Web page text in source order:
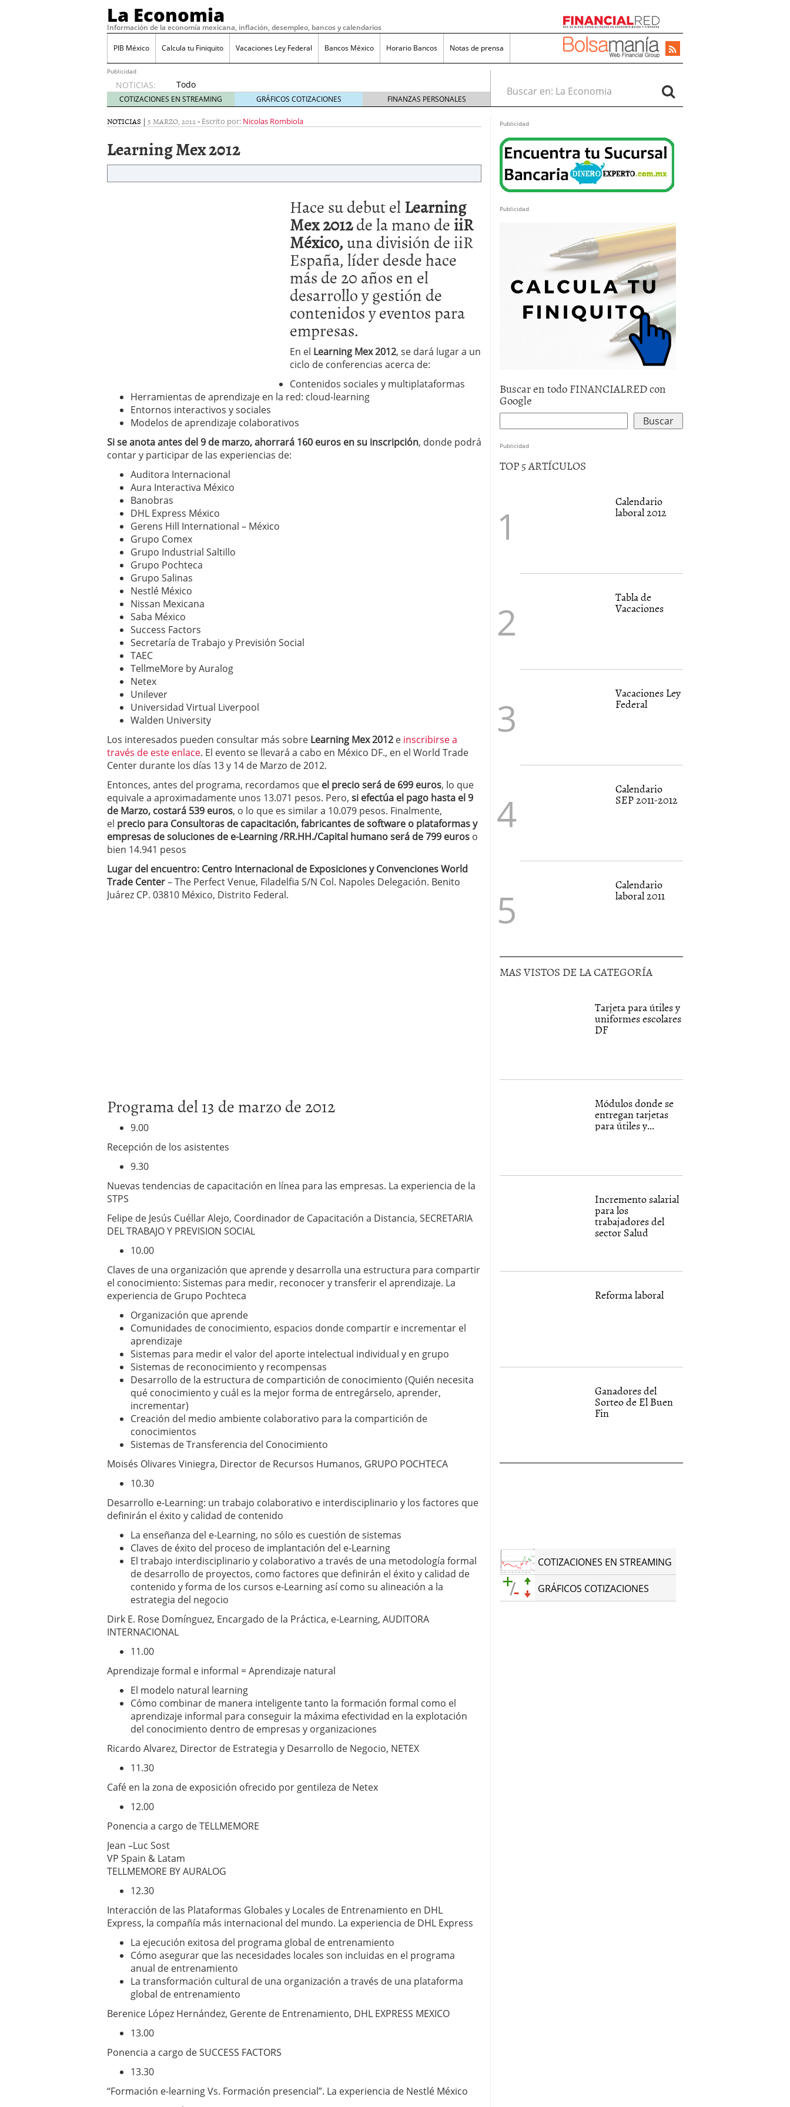
La Economia
Información de la economía mexicana, inflación, desempleo, bancos y calendarios
PIB México Calcula tu Finiquito Vacaciones Ley Federal Bancos México Horario Bancos Notas de prensa
Publicidad
NOTICIAS:
Todo
sobre
SIFX:
análisis
opiniones,
regulación,
seguridad
¿Cómo convertir el sueldo bruto a neto en México? noviembre 20, 2025
Cómo enfrentar la reforma de reducción de jornada laboral en México con
un software de control de asistencia
julio 17, 2025
¿Cómo encontrar un seguro de auto económico? abril 9, 2025
Cómo acabará el año la economía mexicana; predicciones y avances
COTIZACIONES EN STREAMING GRÁFICOS COTIZACIONES FINANZAS PERSONALES
Buscar en:
NOTICIAS | 5 MARZO, 2012- Escrito por: Nicolas Rombiola
Learning Mex 2012
Hace su debut elLearning
Mex 2012de la mano deiiR
México,una división de iiR
España, líder desde hace
más de 20 años en el
desarrollo y gestión de
contenidos y eventos para
empresas.
En el Learning Mex 2012, se dará lugar a un
ciclo de conferencias acerca de:
Contenidos sociales y multiplataformas
Herramientas de aprendizaje en la red: cloud-learning
Entornos interactivos y sociales
Modelos de aprendizaje colaborativos
Si se anota antes del 9 de marzo, ahorrará 160 euros en su inscripción, donde podrá
contar y participar de las experiencias de:
Auditora Internacional
Aura Interactiva México
Banobras
DHL Express México
Gerens Hill International – México
Grupo Comex
Grupo Industrial Saltillo
Grupo Pochteca
Grupo Salinas
Nestlé México
Nissan Mexicana
Saba México
Success Factors
Secretaría de Trabajo y Previsión Social
TAEC
TellmeMore by Auralog
Netex
Unilever
Universidad Virtual Liverpool
Walden University
Los interesados pueden consultar más sobre Learning Mex 2012 e inscribirse a
través de este enlace. El evento se llevará a cabo en México DF., en el World Trade
Center durante los días 13 y 14 de Marzo de 2012.
Entonces, antes del programa, recordamos que el precio será de 699 euros, lo que
equivale a aproximadamente unos 13.071 pesos. Pero, si efectúa el pago hasta el 9
de Marzo, costará 539 euros, o lo que es similar a 10.079 pesos. Finalmente,
el precio para Consultoras de capacitación, fabricantes de software o plataformas y
empresas de soluciones de e-Learning /RR.HH./Capital humano será de 799 euros o
bien 14.941 pesos
Lugar del encuentro: Centro Internacional de Exposiciones y Convenciones World
Trade Center– The Perfect Venue, Filadelfia S/N Col. Napoles Delegación. Benito
Juárez CP. 03810 México, Distrito Federal.
Programa del 13 de marzo de 2012
9.00
Recepción de los asistentes
9.30
Nuevas tendencias de capacitación en línea para las empresas. La experiencia de la
STPS
Felipe de Jesús Cuéllar Alejo, Coordinador de Capacitación a Distancia, SECRETARIA
DEL TRABAJO Y PREVISION SOCIAL
10.00
Claves de una organización que aprende y desarrolla una estructura para compartir
el conocimiento: Sistemas para medir, reconocer y transferir el aprendizaje. La
experiencia de Grupo Pochteca
Organización que aprende
Comunidades de conocimiento, espacios donde compartir e incrementar el
aprendizaje
Sistemas para medir el valor del aporte intelectual individual y en grupo
Sistemas de reconocimiento y recompensas
Desarrollo de la estructura de compartición de conocimiento (Quién necesita
qué conocimiento y cuál es la mejor forma de entregárselo, aprender,
incrementar)
Creación del medio ambiente colaborativo para la compartición de
conocimientos
Sistemas de Transferencia del Conocimiento
Moisés Olivares Viniegra, Director de Recursos Humanos, GRUPO POCHTECA
10.30
Desarrollo e-Learning: un trabajo colaborativo e interdisciplinario y los factores que
definirán el éxito y calidad de contenido
La enseñanza del e-Learning, no sólo es cuestión de sistemas
Claves de éxito del proceso de implantación del e-Learning
El trabajo interdisciplinario y colaborativo a través de una metodología formal
de desarrollo de proyectos, como factores que definirán el éxito y calidad de
contenido y forma de los cursos e-Learning así como su alineación a la
estrategia del negocio
Dirk E. Rose Domínguez, Encargado de la Práctica, e-Learning, AUDITORA
INTERNACIONAL
11.00
Aprendizaje formal e informal = Aprendizaje natural
El modelo natural learning
Cómo combinar de manera inteligente tanto la formación formal como el
aprendizaje informal para conseguir la máxima efectividad en la explotación
del conocimiento dentro de empresas y organizaciones
Ricardo Alvarez, Director de Estrategia y Desarrollo de Negocio, NETEX
11.30
Café en la zona de exposición ofrecido por gentileza de Netex
12.00
Ponencia a cargo de TELLMEMORE
Jean –Luc Sost
VP Spain & Latam
TELLMEMORE BY AURALOG
12.30
Interacción de las Plataformas Globales y Locales de Entrenamiento en DHL
Express, la compañía más internacional del mundo. La experiencia de DHL Express
La ejecución exitosa del programa global de entrenamiento
Cómo asegurar que las necesidades locales son incluidas en el programa
anual de entrenamiento
La transformación cultural de una organización a través de una plataforma
global de entrenamiento
Berenice López Hernández, Gerente de Entrenamiento, DHL EXPRESS MEXICO
13.00
Ponencia a cargo de SUCCESS FACTORS
13.30
“Formación e-learning Vs. Formación presencial”. La experiencia de Nestlé México
Publicidad
Publicidad
Buscar en todo FINANCIALRED con
Google
Publicidad
TOP 5 ARTÍCULOS
Calendario
laboral 2012
Tabla de
Vacaciones
Vacaciones Ley
Federal
Calendario
SEP 2011-2012
Calendario
laboral 2011
MAS VISTOS DE LA CATEGORÍA
Tarjeta para útiles y
uniformes escolares
DF
Módulos donde se
entregan tarjetas
para útiles y...
Incremento salarial
para los
trabajadores del
sector Salud
Reforma laboral
Ganadores del
Sorteo de El Buen
Fin
COTIZACIONES EN STREAMING
GRÁFICOS COTIZACIONES